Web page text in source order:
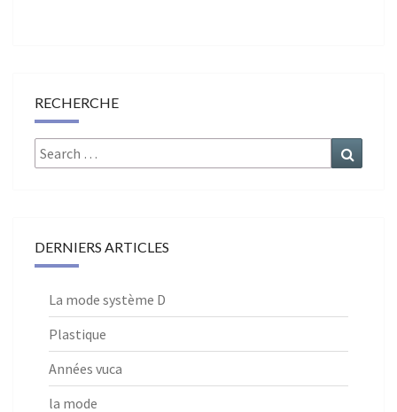
RECHERCHE
Search
for:
DERNIERS ARTICLES
La mode système D
Plastique
Années vuca
la mode